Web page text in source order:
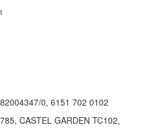
0, 6151 702 0102
CASTEL GARDEN TC102,